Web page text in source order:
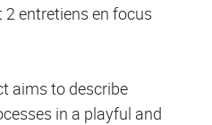
2 entretiens en focus
aims to describe
in a playful and